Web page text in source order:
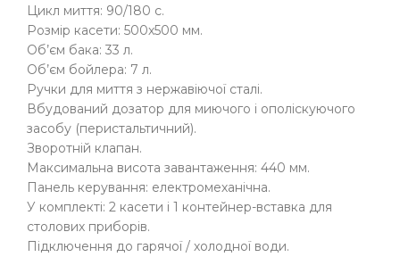
Цикл миття: 90/180 с.
Розмір касети: 500х500 мм.
Об’єм бака: 33 л.
Об’єм бойлера: 7 л.
Ручки для миття з нержавіючої сталі.
Вбудований дозатор для миючого і ополіскуючого
засобу (перистальтичний).
Зворотній клапан.
Максимальна висота завантаження: 440 мм.
Панель керування: електромеханічна.
У комплекті: 2 касети і 1 контейнер-вставка для
столових приборів.
Підключення до гарячої / холодної води.